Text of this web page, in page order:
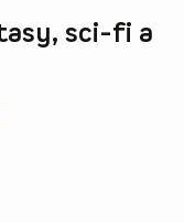
sci-fi a